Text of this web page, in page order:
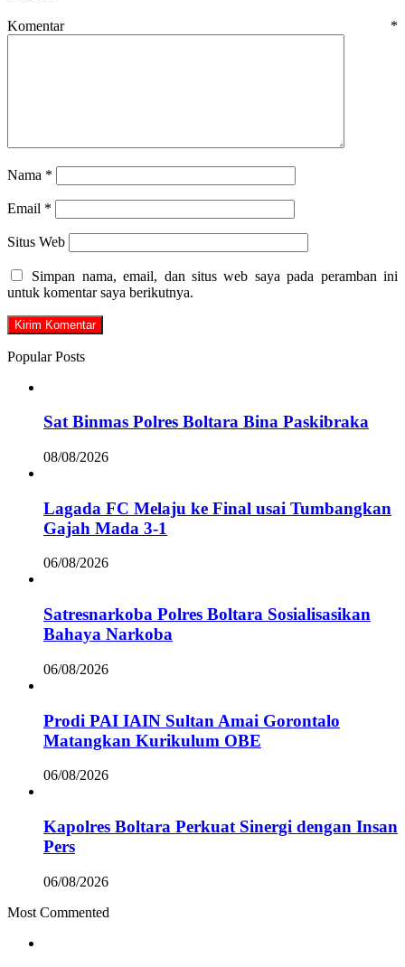
Komentar *
Nama *
Email *
Situs Web
Simpan nama, email, dan situs web saya pada peramban ini
untuk komentar saya berikutnya.
Popular Posts
Sat Binmas Polres Boltara Bina Paskibraka
08/08/2026
Lagada FC Melaju ke Final usai Tumbangkan
Gajah Mada 3-1
06/08/2026
Satresnarkoba Polres Boltara Sosialisasikan
Bahaya Narkoba
06/08/2026
Prodi PAI IAIN Sultan Amai Gorontalo
Matangkan Kurikulum OBE
06/08/2026
Kapolres Boltara Perkuat Sinergi dengan Insan
Pers
06/08/2026
Most Commented